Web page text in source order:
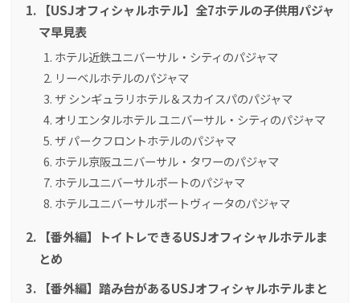
【USJオフィシャルホテル】全7ホテルの子供用パジャ
マ早見表
ホテル近鉄ユニバーサル・シティのパジャマ
リーベルホテルのパジャマ
ザ シンギュラリホテル＆スカイスパのパジャマ
オリエンタルホテル ユニバーサル・シティのパジャマ
ザ パークフロントホテルのパジャマ
ホテル京阪ユニバーサル・タワーのパジャマ
ホテルユニバーサルポートのパジャマ
ホテルユニバーサルポートヴィータのパジャマ
【番外編】トイトレできるUSJオフィシャルホテルま
とめ
【番外編】踏み台があるUSJオフィシャルホテルまと